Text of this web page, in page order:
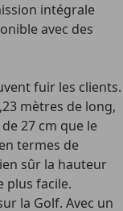
intégrale
avec des
fuir les clients.
mètres de long,
27 cm que le
termes de
sûr la hauteur
plus facile.
la Golf. Avec un